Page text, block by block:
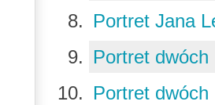
Portret Jana
Portret
Portret